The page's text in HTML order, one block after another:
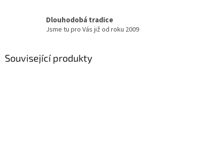
Dlouhodobá tradice
Jsme tu pro Vás již od roku 2009
Související produkty